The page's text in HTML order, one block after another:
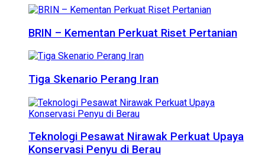
BRIN – Kementan Perkuat Riset Pertanian
Tiga Skenario Perang Iran
Teknologi Pesawat Nirawak Perkuat Upaya
Konservasi Penyu di Berau